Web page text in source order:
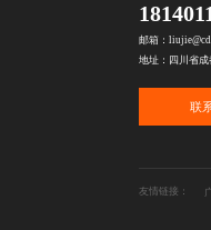
邮箱：
地址：四川省
联
友情链接：